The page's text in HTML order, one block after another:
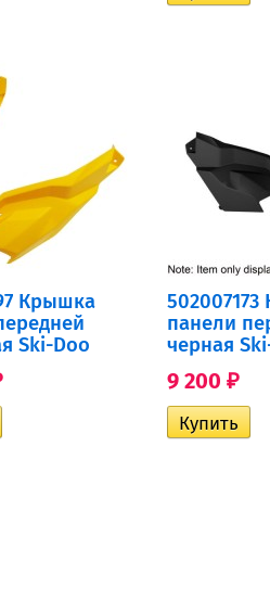
Крышка
Ski-Doo
панели
черная
9 200 ₽